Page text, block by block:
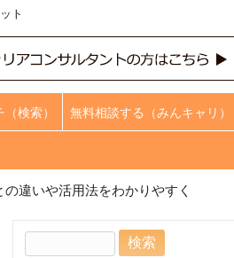
ト
検索） 無料相談する（みんキャリ）
違いや活用法をわかりやすく